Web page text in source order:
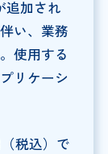
追加され
い、業務
使用する
リケーシ
税込）で